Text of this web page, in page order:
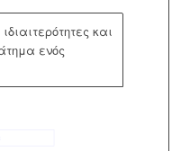
και
ενός